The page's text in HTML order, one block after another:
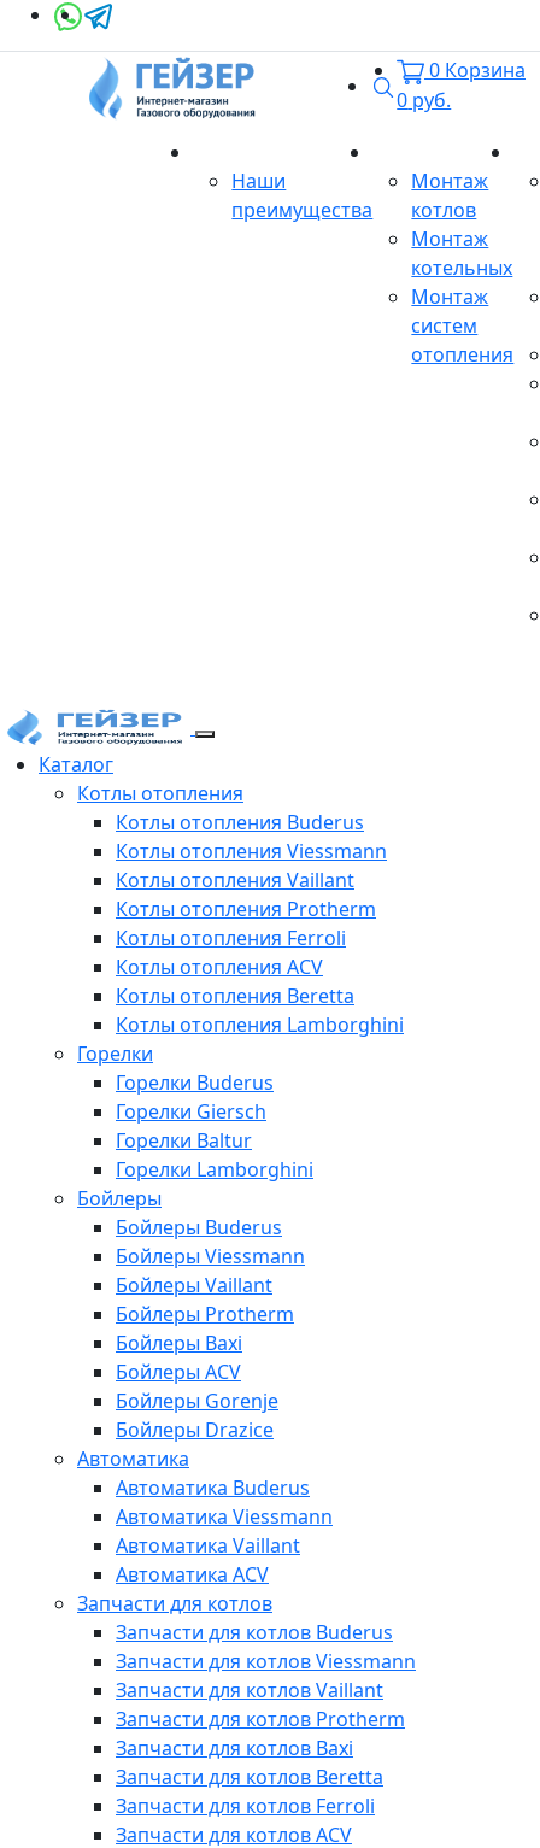
Поиск
0 Корзина
0 руб.
Наши
преимущества
Монтаж
котлов
Монтаж
котельных
Монтаж
систем
отопления
Каталог
Котлы отопления
Котлы отопления Buderus
Котлы отопления Viessmann
Котлы отопления Vaillant
Котлы отопления Protherm
Котлы отопления Ferroli
Котлы отопления ACV
Котлы отопления Beretta
Котлы отопления Lamborghini
Горелки
Горелки Buderus
Горелки Giersch
Горелки Baltur
Горелки Lamborghini
Бойлеры
Бойлеры Buderus
Бойлеры Viessmann
Бойлеры Vaillant
Бойлеры Protherm
Бойлеры Baxi
Бойлеры ACV
Бойлеры Gorenje
Бойлеры Drazice
Автоматика
Автоматика Buderus
Автоматика Viessmann
Автоматика Vaillant
Автоматика ACV
Запчасти для котлов
Запчасти для котлов Buderus
Запчасти для котлов Viessmann
Запчасти для котлов Vaillant
Запчасти для котлов Protherm
Запчасти для котлов Baxi
Запчасти для котлов Beretta
Запчасти для котлов Ferroli
Запчасти для котлов ACV